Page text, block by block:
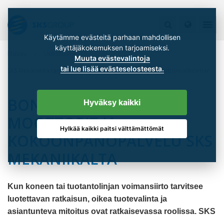
Uutishuone
SKS Mekaniikka tarjoaa Bonfigliolin laajan vaihde- ja moottorivalikoiman
BONFIGLIOLI-VAIHTEET,
MOOTTORIT JA
KOKOONPANOPALVELU SKS
MEKANIIKALTA
Kun koneen tai tuotantolinjan voimansiirto tarvitsee
luotettavan ratkaisun, oikea tuotevalinta ja
asiantunteva mitoitus ovat ratkaisevassa roolissa. SKS
Käytämme evästeitä parhaan mahdollisen
Muuta evästevalintoja
tai lue lisää evästeselosteesta.
Hyväksy kaikki
Hylkää kaikki paitsi välttämättömät